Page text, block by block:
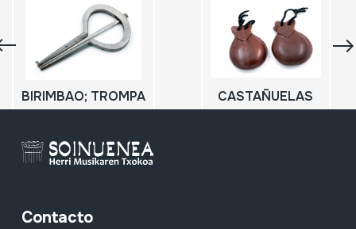
BIRIMBAO; TROMPA CASTAÑUELAS
Contacto